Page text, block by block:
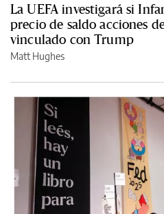
La UEFA investigará si
precio de saldo acciones
vinculado con Trump
Matt Hughes